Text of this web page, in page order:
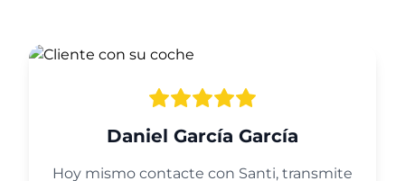
Daniel García García
Hoy mismo contacte con Santi, transmite